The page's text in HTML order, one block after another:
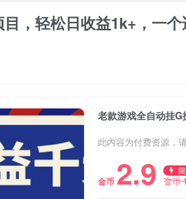
，轻松日收益1k+，一个
此内容为付费资源，
金币 2.9 金币